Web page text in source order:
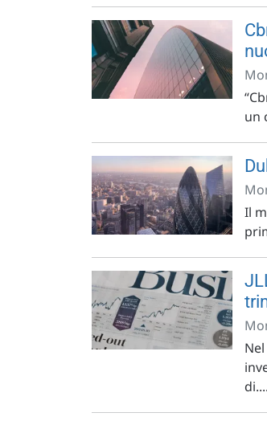
un
Il
di....